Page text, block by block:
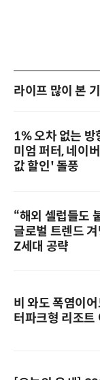
라이프 많이 본
1% 오차 없는
미엄 퍼터, 네이
값 할인' 돌풍
“해외 셀럽들도
글로벌 트렌드
Z세대 공략
비 와도 폭염이
터파크형 리조트